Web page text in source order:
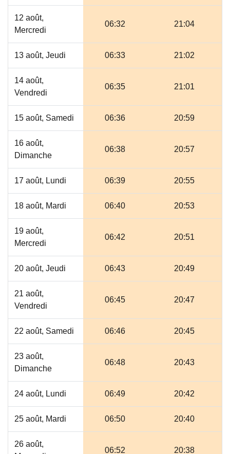
12 août,
Mercredi
06:32 21:04
13 août, Jeudi 06:33 21:02
14 août,
Vendredi
06:35 21:01
15 août, Samedi 06:36 20:59
16 août,
Dimanche
06:38 20:57
17 août, Lundi 06:39 20:55
18 août, Mardi 06:40 20:53
19 août,
Mercredi
06:42 20:51
20 août, Jeudi 06:43 20:49
21 août,
Vendredi
06:45 20:47
22 août, Samedi 06:46 20:45
23 août,
Dimanche
06:48 20:43
24 août, Lundi 06:49 20:42
25 août, Mardi 06:50 20:40
26 août,
06:52 20:38